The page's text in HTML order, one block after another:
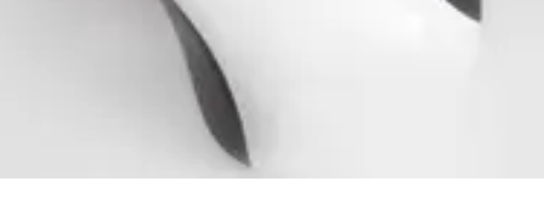
Polski